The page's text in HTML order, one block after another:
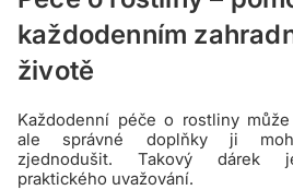
každodenním
životě
Každodenní péče o rostliny
ale správné doplňky ji
zjednodušit. Takový dárek
praktického uvažování.